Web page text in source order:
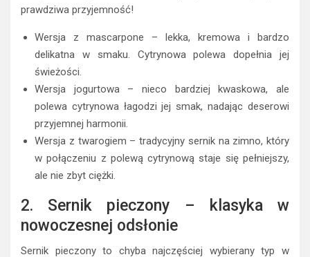
prawdziwa przyjemność!
Wersja z mascarpone – lekka, kremowa i bardzo
delikatna w smaku. Cytrynowa polewa dopełnia jej
świeżości.
Wersja jogurtowa – nieco bardziej kwaskowa, ale
polewa cytrynowa łagodzi jej smak, nadając deserowi
przyjemnej harmonii.
Wersja z twarogiem – tradycyjny sernik na zimno, który
w połączeniu z polewą cytrynową staje się pełniejszy,
ale nie zbyt ciężki.
2. Sernik pieczony – klasyka w
nowoczesnej odsłonie
Sernik pieczony to chyba najczęściej wybierany typ w